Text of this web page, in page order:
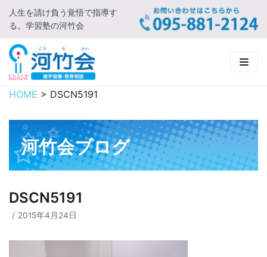
コ
ン
テ
ン
ツ
に
キ
プ
人生を請け負う覚悟で指導す
る。学習塾の河竹会
HOME
新着情報
□ お知らせ
河竹会について
□ 河竹会について
□ 小学部
実 績
HOME > DSCN5191
河竹会ブログ
DSCN5191
2015年4月24日